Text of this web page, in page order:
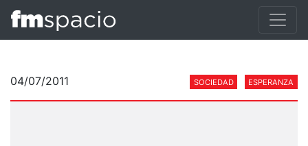
04/07/2011 SOCIEDAD ESPERANZA